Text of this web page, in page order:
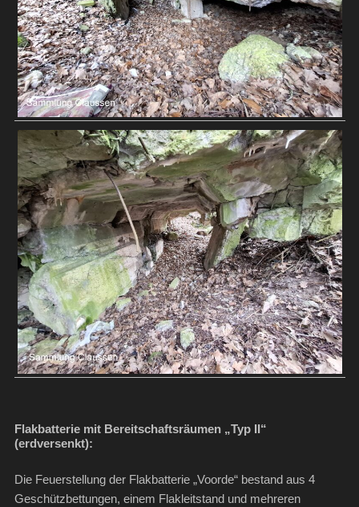
Flakbatterie mit Bereitschaftsräumen „Typ II“
(erdversenkt):
Die Feuerstellung der Flakbatterie „Voorde“ bestand aus 4
Geschützbettungen, einem Flakleitstand und mehreren